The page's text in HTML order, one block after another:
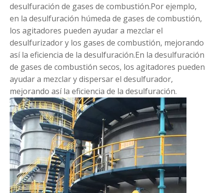
desulfuración de gases de combustión.Por ejemplo,
en la desulfuración húmeda de gases de combustión,
los agitadores pueden ayudar a mezclar el
desulfurizador y los gases de combustión, mejorando
así la eficiencia de la desulfuración.En la desulfuración
de gases de combustión secos, los agitadores pueden
ayudar a mezclar y dispersar el desulfurador,
mejorando así la eficiencia de la desulfuración.